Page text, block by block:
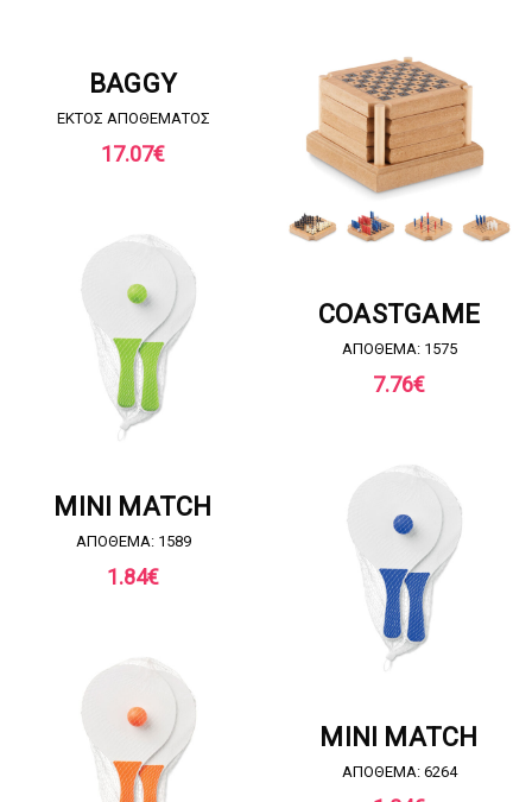
BAGGY
EKTOΣ ΑΠΟΘΕΜΑΤΟΣ
17.07€
COASTGAME
ΑΠΟΘΕΜΑ: 1575
7.76€
MINI MATCH
ΑΠΟΘΕΜΑ: 1589
1.84€
MINI MATCH
ΑΠΟΘΕΜΑ: 6264